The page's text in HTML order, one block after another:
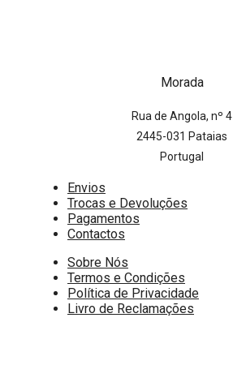
Morada
Rua de Angola, nº 4
2445-031 Pataias
Portugal
Envios
Trocas e Devoluções
Pagamentos
Contactos
Sobre Nós
Termos e Condições
Política de Privacidade
Livro de Reclamações